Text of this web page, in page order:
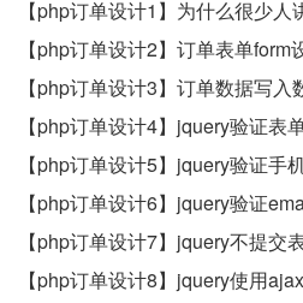
【php订单设计1】为什么很少
【php订单设计2】订单表单form
【php订单设计3】订单数据写入
【php订单设计4】jquery验证表
【php订单设计5】jquery验证手
【php订单设计6】jquery验证
【php订单设计7】jquery不提交
【php订单设计8】jquery使用